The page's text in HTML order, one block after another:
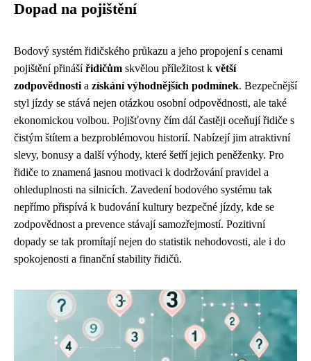
Dopad na pojištění
Bodový systém řidičského průkazu a jeho propojení s cenami
pojištění přinášířidičům skvělou příležitost k větší
zodpovědnosti a získání výhodnějších podmínek. Bezpečnější
styl jízdy se stává nejen otázkou osobní odpovědnosti, ale také
ekonomickou volbou. Pojišťovny čím dál častěji oceňují řidiče s
čistým štítem a bezproblémovou historií. Nabízejí jim atraktivní
slevy, bonusy a další výhody, které šetří jejich peněženky. Pro
řidiče to znamená jasnou motivaci k dodržování pravidel a
ohleduplnosti na silnicích. Zavedení bodového systému tak
nepřímo přispívá k budování kultury bezpečné jízdy, kde se
zodpovědnost a prevence stávají samozřejmostí. Pozitivní
dopady se tak promítají nejen do statistik nehodovosti, ale i do
spokojenosti a finanční stability řidičů.